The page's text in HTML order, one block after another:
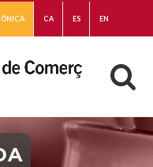
CA ES EN